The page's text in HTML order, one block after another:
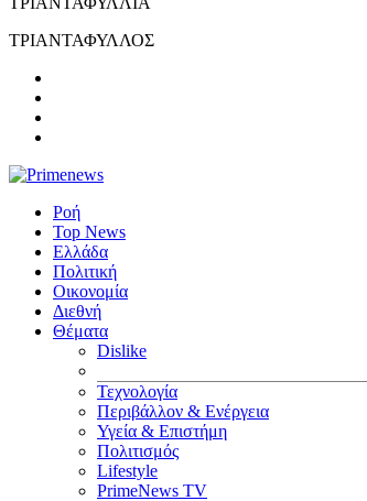
ΤΡΙΑΝΤΑΦΥΛΛΟΣ
Ροή
Top News
Ελλάδα
Πολιτική
Οικονομία
Διεθνή
Θέματα
Dislike
Τεχνολογία
Περιβάλλον & Ενέργεια
Υγεία & Επιστήμη
Πολιτισμός
Lifestyle
PrimeNews TV